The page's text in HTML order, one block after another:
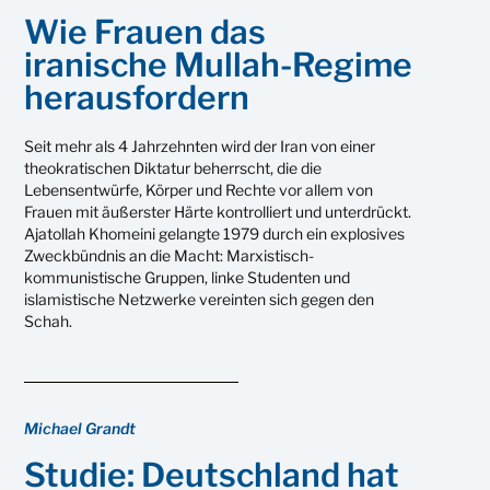
Wie Frauen das
iranische Mullah-Regime
herausfordern
Seit mehr als 4 Jahrzehnten wird der Iran von einer
theokratischen Diktatur beherrscht, die die
Lebensentwürfe, Körper und Rechte vor allem von
Frauen mit äußerster Härte kontrolliert und unterdrückt.
Ajatollah Khomeini gelangte 1979 durch ein explosives
Zweckbündnis an die Macht: Marxistisch-
kommunistische Gruppen, linke Studenten und
islamistische Netzwerke vereinten sich gegen den
Schah.
Michael Grandt
Studie: Deutschland hat